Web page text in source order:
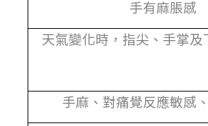
手有麻脹感
天氣變化時，指尖、手掌及
手麻、對痛覺反應敏感